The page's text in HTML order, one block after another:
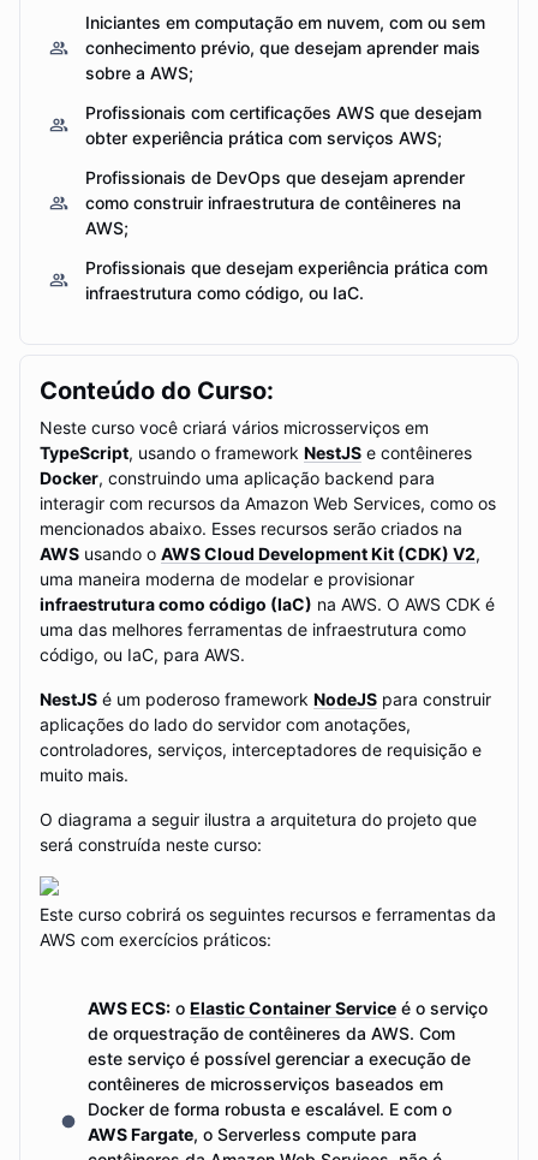
provisionado e com dimensionamento automático
(auto scaling);
Configurar as tabelas do AWS DynamoDB no modo
Monitorar gráficos de consumo no console do AWS
DynamoDB;
Visualizar logs dos microsserviços no AWS
CloudWatch Insights;
Publicar mensagens das aplicações em tópicos no
AWS SNS;
Consumir mensagens do AWS SQS dos
microsserviços em uma aplicação criada em NestJS;
seus eventos das filas do AWS SQS;
Armazenar as imagens do Docker das aplicações em
repositórios privados usando o AWS ECR;
Monitorar logs das aplicaçoes, parâmetros e eventos
de recursos para geração de alarmes com o AWS
CloudWatch Alarms;
Criar um mecanismo de Dead-Letter Queue com o
AWS SQS;
Controlar custos da infraestrutura no AWS Cost
Explorer, por meio de tags adicionadas aos recursos
criados;
específicos do DynamoDB com políticas do AWS IAM;
Iniciantes em computação em nuvem, com ou sem
conhecimento prévio, que desejam aprender mais
sobre a AWS;
Profissionais com certificações AWS que desejam
obter experiência prática com serviços AWS;
Profissionais de DevOps que desejam aprender
como construir infraestrutura de contêineres na
AWS;
Profissionais que desejam experiência prática com
infraestrutura como código, ou IaC.
Conteúdo do Curso:
Neste curso você criará vários microsserviços em
TypeScript, usando o framework NestJS e contêineres
Docker, construindo uma aplicação backend para
interagir com recursos da Amazon Web Services, como os
mencionados abaixo. Esses recursos serão criados na
AWS usando o AWS Cloud Development Kit (CDK) V2,
uma maneira moderna de modelar e provisionar
infraestrutura como código (IaC) na AWS. O AWS CDK é
uma das melhores ferramentas de infraestrutura como
código, ou IaC, para AWS.
NestJS é um poderoso framework NodeJS para construir
aplicações do lado do servidor com anotações,
controladores, serviços, interceptadores de requisição e
muito mais.
O diagrama a seguir ilustra a arquitetura do projeto que
será construída neste curso:
Este curso cobrirá os seguintes recursos e ferramentas da
AWS com exercícios práticos:
AWS ECS: o Elastic Container Service é o serviço
de orquestração de contêineres da AWS. Com
este serviço é possível gerenciar a execução de
contêineres de microsserviços baseados em
Docker de forma robusta e escalável. E com o
AWS Fargate, o Serverless compute para